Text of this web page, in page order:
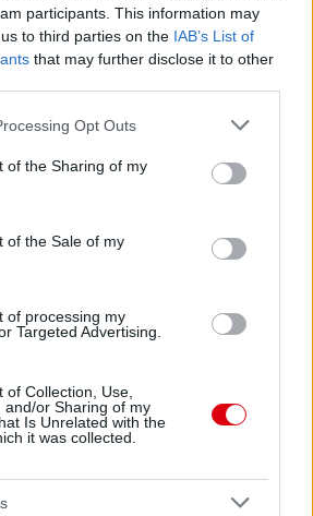
participants. This information may
to third parties on the IAB’s List of
that may further disclose it to other
app uses one or more Google
or usage behaviour. You may click to
to Google and its third-party tags to
specified purposes in below Google
Opt Outs
of the Sharing of my
of the Sale of my
of processing my
Targeted Advertising.
of Collection, Use,
and/or Sharing of my
Is Unrelated with the
it was collected.
Germain
United
másodperc
United